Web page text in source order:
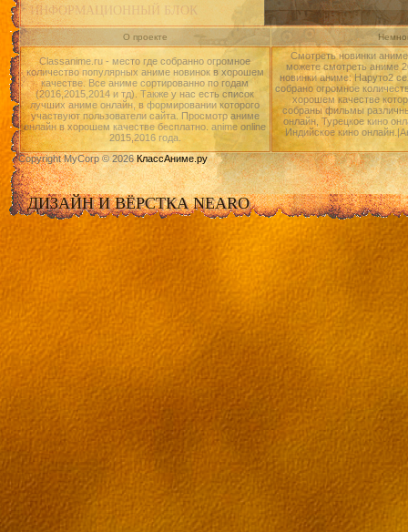
ИНФОРМАЦИОННЫЙ БЛОК
О проекте
Classanime.ru - место где собранно огромное
количество популярных аниме новинок в хорошем
качестве. Все аниме сортированно по годам
(2016,2015,2014 и тд). Также у нас есть список
лучших аниме онлайн, в формировании которого
участвуют пользователи сайта. Просмотр аниме
онлайн в хорошем качестве бесплатно. anime online
2015,2016 года.
Смотреть новинки
можете смотреть аниме
новинки аниме: Наруто2
собрано огромное
хорошем качестве
собраны фильмы
онлайн, Турецкое кино
Индийское кино
Copyright MyCorp © 2026КлассАниме.ру
ДИЗАЙН И ВЁРСТКА NEARO